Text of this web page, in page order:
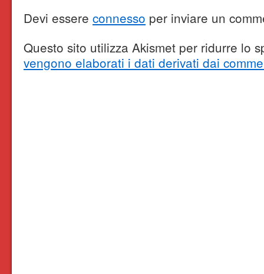
Devi essere connesso per inviare un
Questo sito utilizza Akismet per ridurre lo
vengono elaborati i dati derivati dai